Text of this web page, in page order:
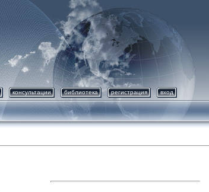
консультации библиотека регистрация вход